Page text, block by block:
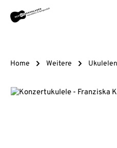
Zum Hauptinhalt springen
Home Weitere Ukulelen
Bildergalerie überspringen